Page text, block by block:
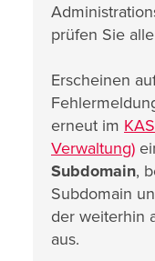
prüfen Sie
Erscheinen
erneut im
Verwaltung)
Subdomain,
Subdomain
der weiterhin
aus.